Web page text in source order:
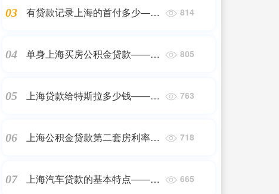
03
有贷款记录上海的首付多少——
814
04
单身上海买房公积金贷款——上
805
05
上海贷款给特斯拉多少钱——特
763
06
上海公积金贷款第二套房利率
718
07
上海汽车贷款的基本特点——上
665